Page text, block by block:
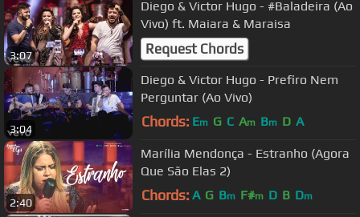
3:07
Diego & Victor Hugo - #Baladeira (Ao
Vivo) ft. Maiara & Maraisa
Request Chords
3:04
Diego & Victor Hugo - Prefiro Nem
Perguntar (Ao Vivo)
Chords: Em G C Am Bm D A
2:40
Marília Mendonça - Estranho (Agora
Que São Elas 2)
Chords: A G Bm F#m D B Dm